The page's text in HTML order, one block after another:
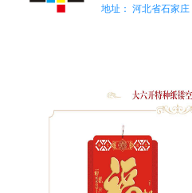
地址： 河北省石家庄